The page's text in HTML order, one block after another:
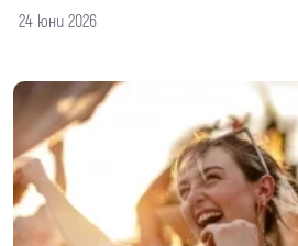
24 юни 2026